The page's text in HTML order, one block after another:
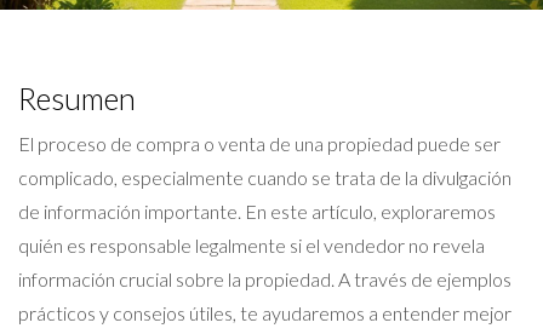
Resumen
El proceso de compra o venta de una propiedad puede ser
complicado, especialmente cuando se trata de la divulgación
de información importante. En este artículo, exploraremos
quién es responsable legalmente si el vendedor no revela
información crucial sobre la propiedad. A través de ejemplos
prácticos y consejos útiles, te ayudaremos a entender mejor